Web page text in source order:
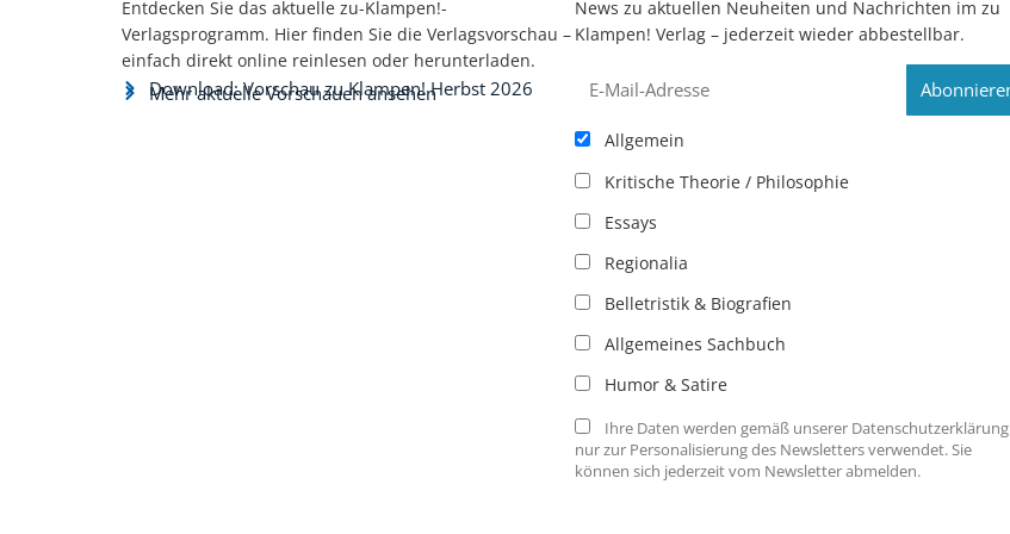
Entdecken Sie das aktuelle zu-Klampen!-
Verlagsprogramm. Hier finden Sie die Verlagsvorschau –
einfach direkt online reinlesen oder herunterladen.
Download: Vorschau zu Klampen! Herbst 2026
Mehr aktuelle Vorschauen ansehen
News zu aktuellen Neuheiten und Nachrichten im zu
Klampen! Verlag – jederzeit wieder abbestellbar.
Allgemein
Kritische Theorie / Philosophie
Essays
Regionalia
Belletristik & Biografien
Allgemeines Sachbuch
Humor & Satire
Ihre Daten werden gemäß unserer Datenschutzerklärung
nur zur Personalisierung des Newsletters verwendet. Sie
können sich jederzeit vom Newsletter abmelden.